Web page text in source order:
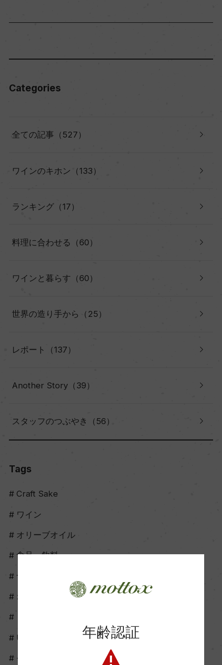
Categories
全ての記事（527）
ワインのキホン（133）
ランキング（17）
料理に合わせる（60）
ワインと暮らす（60）
世界の造り手から（25）
レポート（137）
Another Story（39）
スタッフのつぶやき（56）
Tags
Craft Sake
ワイン
オリーブオイル
食品・飲料
ナチュールワイン
オレンジワイン
UNCORK
モトックスオンライン
年齢認証